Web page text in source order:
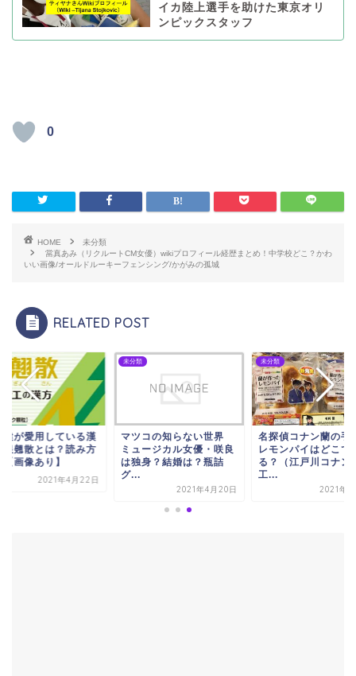
イカ陸上選手を助けた東京オリ
ンピックスタッフ
0
HOME
未分類
當真あみ（リクルートCM女優）wikiプロフィール経歴まとめ！中学校どこ？かわ
いい画像/オールドルーキーフェンシング/かがみの孤城
RELATED POST
健が愛用している漢
銀翹散とは？読み方
【画像あり】
2021年4月22日
未分類
マツコの知らない世界
ミュージカル女優・咲良
は独身？結婚は？瓶詰
グ...
2021年4月20日
未分類
名探偵コナン蘭の手
レモンパイはどこで
る？（江戸川コナン
工...
2021年5